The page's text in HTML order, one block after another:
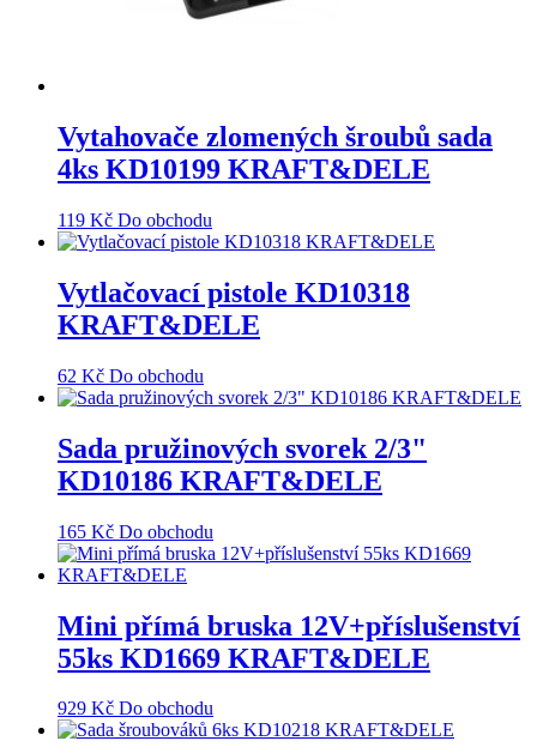
Vytahovače zlomených šroubů sada
4ks KD10199 KRAFT&DELE
119 Kč Do obchodu
Vytlačovací pistole KD10318
KRAFT&DELE
62 Kč Do obchodu
Sada pružinových svorek 2/3"
KD10186 KRAFT&DELE
165 Kč Do obchodu
Mini přímá bruska 12V+příslušenství
55ks KD1669 KRAFT&DELE
929 Kč Do obchodu